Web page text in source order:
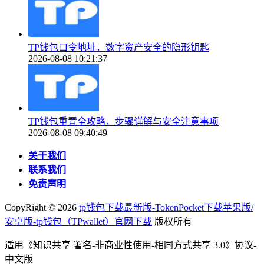
TP钱包口令地址，数字资产安全的隐形钥匙
2026-08-08 10:21:37
TP钱包重置全攻略，步骤详解与安全注意事项
2026-08-08 09:40:49
关于我们
联系我们
免责声明
CopyRight © 2026 tp钱包下载最新版-TokenPocket下载苹果版/
安卓版-tp钱包（TPwallet）官网下载 版权所有
适用《知识共享 署名-非商业性使用-相同方式共享 3.0》协议-
中文版